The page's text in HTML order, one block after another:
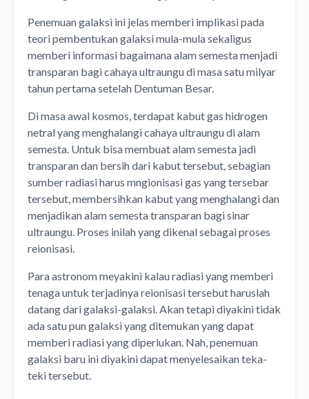
Penemuan galaksi ini jelas memberi implikasi pada
teori pembentukan galaksi mula-mula sekaligus
memberi informasi bagaimana alam semesta menjadi
transparan bagi cahaya ultraungu di masa satu milyar
tahun pertama setelah Dentuman Besar.
Di masa awal kosmos, terdapat kabut gas hidrogen
netral yang menghalangi cahaya ultraungu di alam
semesta. Untuk bisa membuat alam semesta jadi
transparan dan bersih dari kabut tersebut, sebagian
sumber radiasi harus mngionisasi gas yang tersebar
tersebut, membersihkan kabut yang menghalangi dan
menjadikan alam semesta transparan bagi sinar
ultraungu. Proses inilah yang dikenal sebagai proses
reionisasi.
Para astronom meyakini kalau radiasi yang memberi
tenaga untuk terjadinya reionisasi tersebut haruslah
datang dari galaksi-galaksi. Akan tetapi diyakini tidak
ada satu pun galaksi yang ditemukan yang dapat
memberi radiasi yang diperlukan. Nah, penemuan
galaksi baru ini diyakini dapat menyelesaikan teka-
teki tersebut.